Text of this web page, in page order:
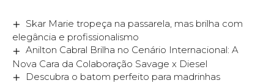
Skar Marie tropeça na passarela, mas brilha com
elegância e profissionalismo
Anilton Cabral Brilha no Cenário Internacional: A
Nova Cara da Colaboração Savage x Diesel
Descubra o batom perfeito para madrinhas